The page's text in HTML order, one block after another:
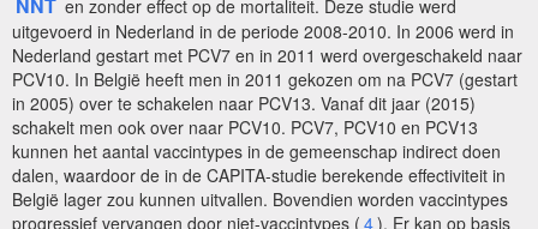
NNT en zonder effect op de mortaliteit. Deze studie werd
uitgevoerd in Nederland in de periode 2008-2010. In 2006 werd in
Nederland gestart met PCV7 en in 2011 werd overgeschakeld naar
PCV10. In België heeft men in 2011 gekozen om na PCV7 (gestart
in 2005) over te schakelen naar PCV13. Vanaf dit jaar (2015)
schakelt men ook over naar PCV10. PCV7, PCV10 en PCV13
kunnen het aantal vaccintypes in de gemeenschap indirect doen
dalen, waardoor de in de CAPITA-studie berekende effectiviteit in
België lager zou kunnen uitvallen. Bovendien worden vaccintypes
progressief vervangen door niet-vaccintypes ( 4). Er kan op basis